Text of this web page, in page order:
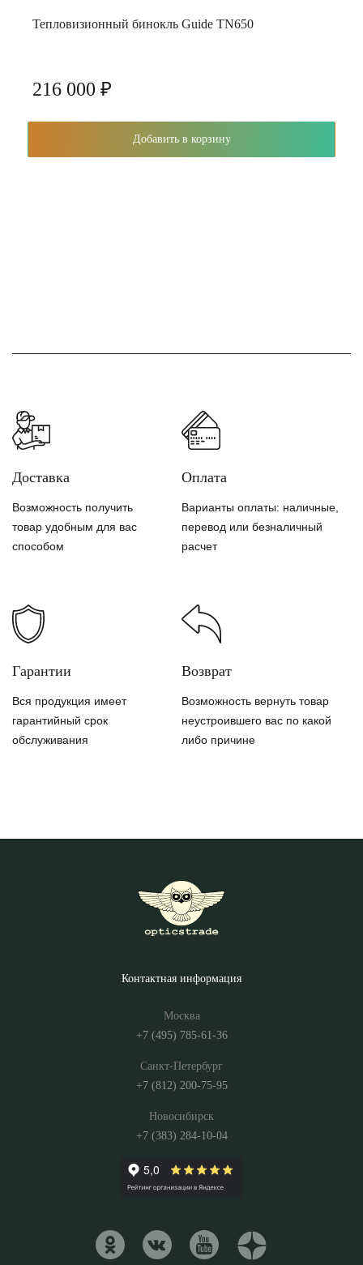
Тепловизионный бинокль Guide TN650
216 000 ₽
Добавить в корзину
Доставка
Возможность получить
товар удобным для вас
способом
Оплата
Варианты оплаты: наличные,
перевод или безналичный
расчет
Гарантии
Вся продукция имеет
гарантийный срок
обслуживания
Возврат
Возможность вернуть товар
неустроившего вас по какой
либо причине
Контактная информация
Москва
+7 (495) 785-61-36
Санкт-Петербург
+7 (812) 200-75-95
Новосибирск
+7 (383) 284-10-04